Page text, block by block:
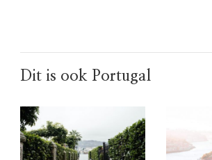
Dit is ook Portugal